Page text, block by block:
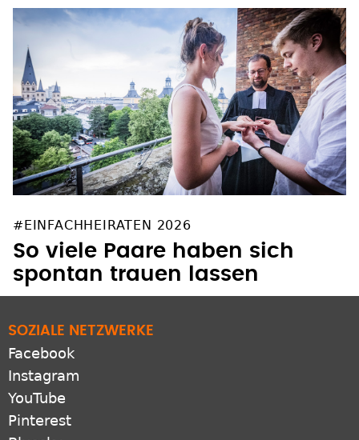
#EINFACHHEIRATEN 2026
So viele Paare haben sich
spontan trauen lassen
SOZIALE NETZWERKE
Facebook
Instagram
YouTube
Pinterest